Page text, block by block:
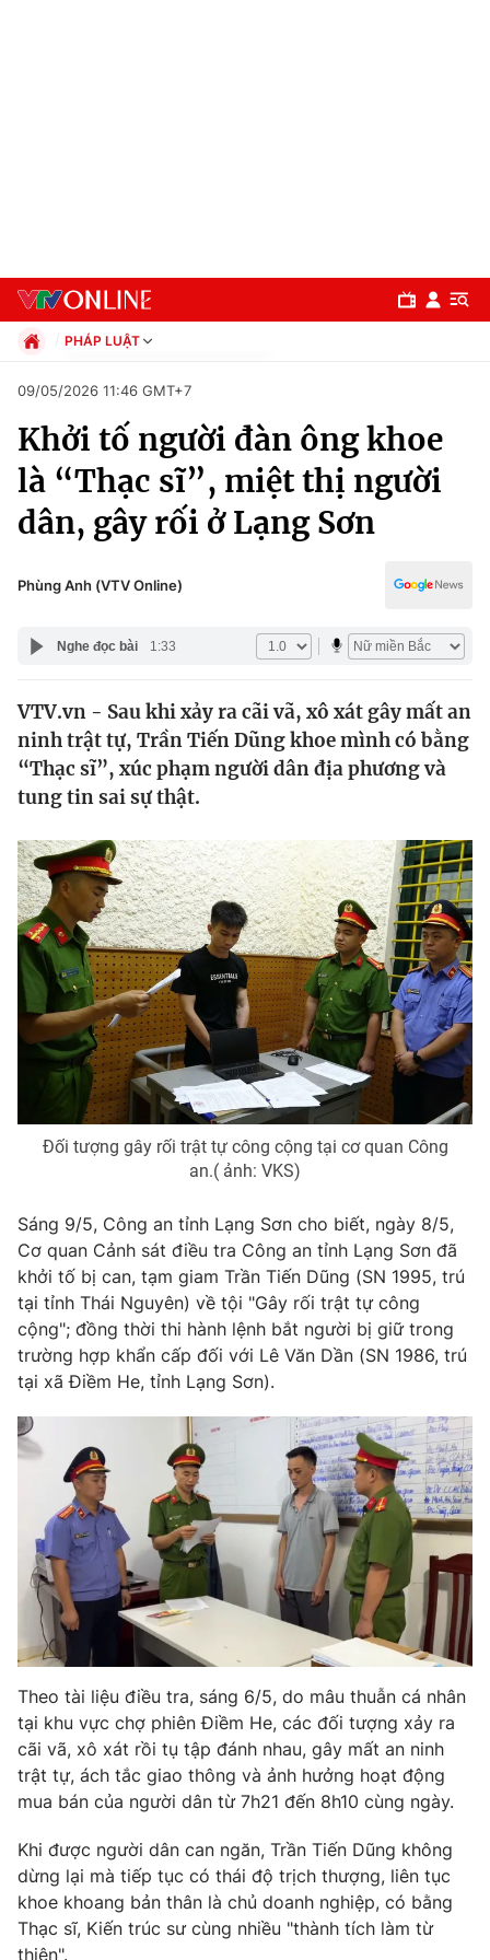
Chuyên mục
Chính trị
Thế giới
Tin tức
Thế giới đó đây
Câu chuyện quốc tế
Kinh tế
Tài chính
Thị trường
Góc doanh nghiệp
Dữ liệu và đời sống
Truyền hình
Phim VTV
Hậu trường
Nhân vật
Khán giả
Giải sao mai
Giải trí
Điện ảnh
Âm nhạc
Sao
Đời sống
Làm đẹp
Giáo dục
Học trực tuyến
Hitech Công nghệ tương lai
Sản phẩm
Thị trường
Tư vấn
Giao lưu trực tuyến
Lịch phát sóng
Emagazine Podcast
Photo Infographic
Video Shorts video
VTV Money VTV Thể thao
VTV Sức khoẻ Bất động sản
Thị trường 24h Tấm lòng Việt
VTV9 VTV8
Liên hệ tòa soạn
PHÁP LUẬT
Xã hội
Pháp luật
Thể thao
Truyền hình
Văn hóa - Giải trí
Giáo dục
09/05/2026 11:46 GMT+7
Khởi tố người đàn ông khoe
là “Thạc sĩ”, miệt thị người
dân, gây rối ở Lạng Sơn
Phùng Anh (VTV Online)
Nghe đọc bài 1:33
VTV.vn - Sau khi xảy ra cãi vã, xô xát gây mất an
ninh trật tự, Trần Tiến Dũng khoe mình có bằng
“Thạc sĩ”, xúc phạm người dân địa phương và
tung tin sai sự thật.
Đối tượng gây rối trật tự công cộng tại cơ quan Công
an.( ảnh: VKS)
Sáng 9/5, Công an tỉnh Lạng Sơn cho biết, ngày 8/5,
Cơ quan Cảnh sát điều tra Công an tỉnh Lạng Sơn đã
khởi tố bị can, tạm giam Trần Tiến Dũng (SN 1995, trú
tại tỉnh Thái Nguyên) về tội "Gây rối trật tự công
cộng"; đồng thời thi hành lệnh bắt người bị giữ trong
trường hợp khẩn cấp đối với Lê Văn Dần (SN 1986, trú
tại xã Điềm He, tỉnh Lạng Sơn).
Theo tài liệu điều tra, sáng 6/5, do mâu thuẫn cá nhân
tại khu vực chợ phiên Điềm He, các đối tượng xảy ra
cãi vã, xô xát rồi tụ tập đánh nhau, gây mất an ninh
trật tự, ách tắc giao thông và ảnh hưởng hoạt động
mua bán của người dân từ 7h21 đến 8h10 cùng ngày.
Khi được người dân can ngăn, Trần Tiến Dũng không
dừng lại mà tiếp tục có thái độ trịch thượng, liên tục
khoe khoang bản thân là chủ doanh nghiệp, có bằng
Thạc sĩ, Kiến trúc sư cùng nhiều "thành tích làm từ
thiện".